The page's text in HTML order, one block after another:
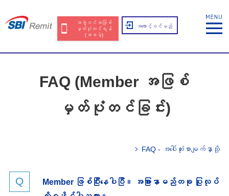
အဖွဲ့ဝင်အဖြစ်
မှတ်ပုံတင်ရန်
(အခမဲ့)
အကောင့်ဝင်မည်
FAQ (Member အဖြစ်
မှတ်ပုံတင်ခြင်း)
FAQ - အပေါ်ဆုံးစာမျက်နှာသို့
Member ဖြစ်ပြီးနေပါပြီ။ အခြားနာမည်တခု ပြုလုပ်